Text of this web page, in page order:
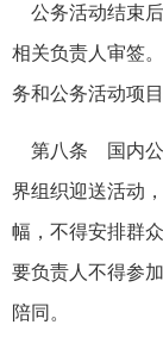
公务活动结束
相关负责人审签
务和公务活动项
第八条 国内公
界组织迎送活动
幅，不得安排群
要负责人不得参
陪同。